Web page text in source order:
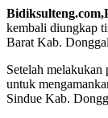
kembali diungkap
Barat Kab.
Setelah melakukan
untuk
Sindue Kab.